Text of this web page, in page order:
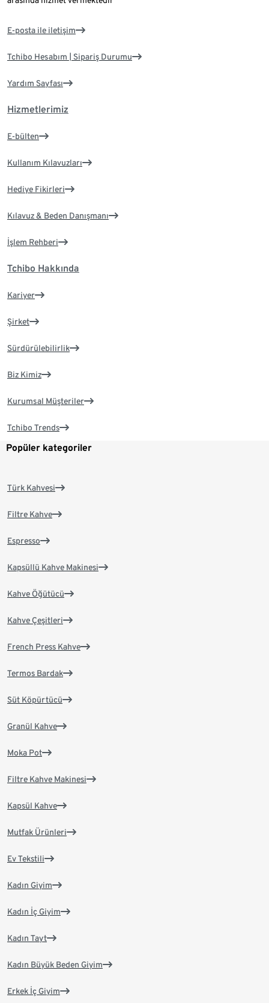
E-posta ile iletişim
Tchibo Hesabım | Sipariş Durumu
Yardım Sayfası
Hizmetlerimiz
E-bülten
Kullanım Kılavuzları
Hediye Fikirleri
Kılavuz & Beden Danışmanı
İşlem Rehberi
Tchibo Hakkında
Kariyer
Şirket
Sürdürülebilirlik
Biz Kimiz
Kurumsal Müşteriler
Tchibo Trends
Popüler kategoriler
Türk Kahvesi
Filtre Kahve
Espresso
Kapsüllü Kahve Makinesi
Kahve Öğütücü
Kahve Çeşitleri
French Press Kahve
Termos Bardak
Süt Köpürtücü
Granül Kahve
Moka Pot
Filtre Kahve Makinesi
Kapsül Kahve
Mutfak Ürünleri
Ev Tekstili
Kadın Giyim
Kadın İç Giyim
Kadın Tayt
Kadın Büyük Beden Giyim
Erkek İç Giyim